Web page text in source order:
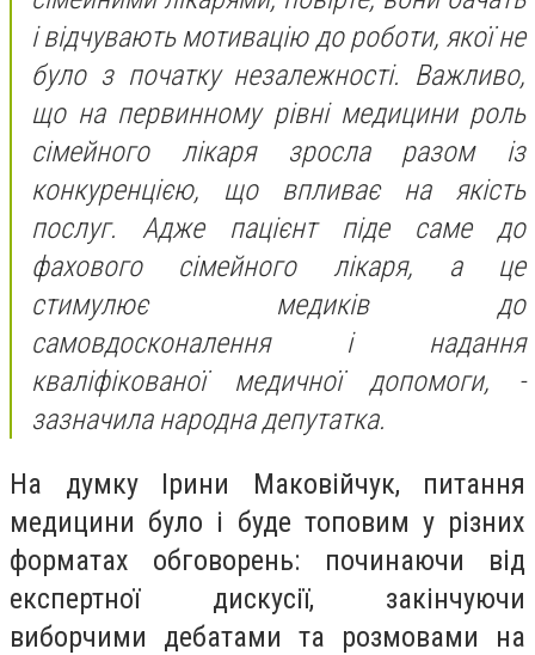
і відчувають мотивацію до роботи, якої не
було з початку незалежності. Важливо,
що на первинному рівні медицини роль
сімейного лікаря зросла разом із
конкуренцією, що впливає на якість
послуг. Адже пацієнт піде саме до
фахового сімейного лікаря, а це
стимулює медиків до
самовдосконалення і надання
кваліфікованої медичної допомоги, -
зазначила народна депутатка.
На думку Ірини Маковійчук, питання
медицини було і буде топовим у різних
форматах обговорень: починаючи від
експертної дискусії, закінчуючи
виборчими дебатами та розмовами на